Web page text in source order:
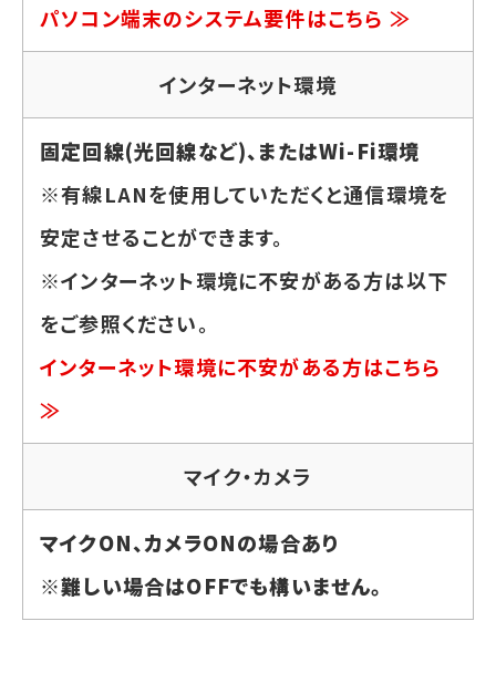
パソコン端末のシステム要件はこちら ≫
インターネット環境
固定回線(光回線など)、またはWi-Fi環境
※有線LANを使用していただくと通信環境を
安定させることができます。
※インターネット環境に不安がある方は以下
をご参照ください。
インターネット環境に不安がある方はこちら
≫
マイク・カメラ
マイクON、カメラONの場合あり
※難しい場合はOFFでも構いません。